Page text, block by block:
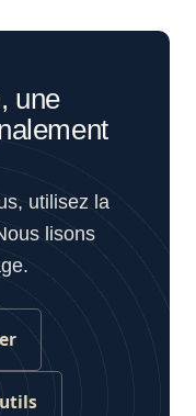
une
utilisez la
lisons